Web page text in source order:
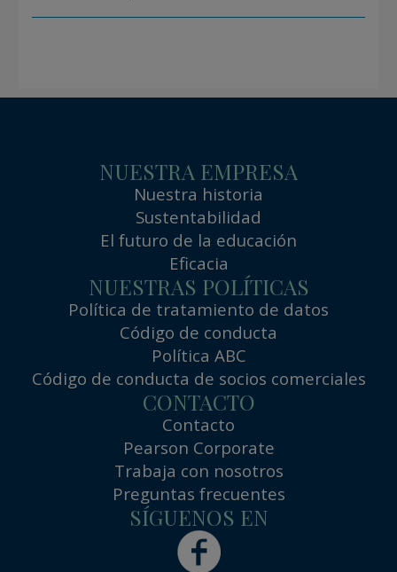
NUESTRA EMPRESA
Nuestra historia
Sustentabilidad
El futuro de la educación
Eficacia
NUESTRAS POLÍTICAS
Política de tratamiento de datos
Código de conducta
Política ABC
Código de conducta de socios comerciales
CONTACTO
Contacto
Pearson Corporate
Trabaja con nosotros
Preguntas frecuentes
SÍGUENOS EN